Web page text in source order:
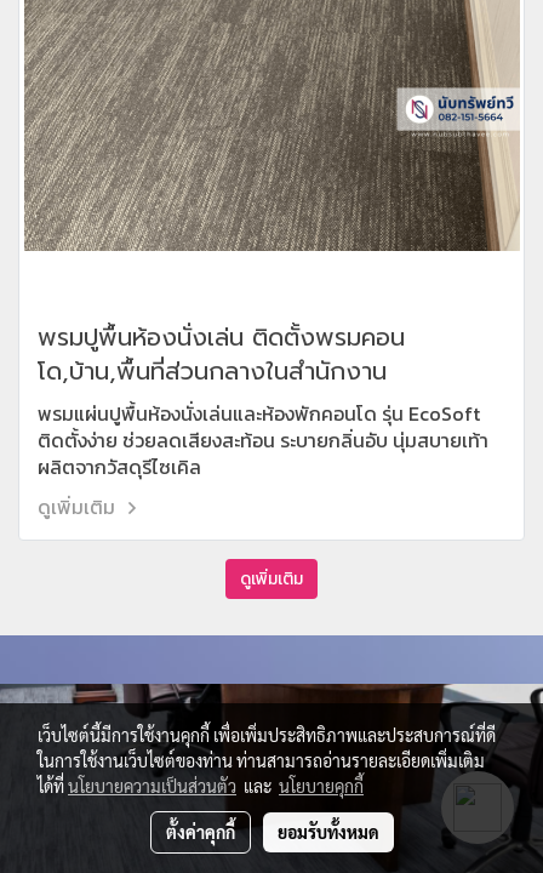
พรมปูพื้นห้องนั่งเล่น ติดตั้งพรมคอน
โด,บ้าน,พื้นที่ส่วนกลางในสำนักงาน
พรมแผ่นปูพื้นห้องนั่งเล่นและห้องพักคอนโด รุ่น EcoSoft
ติดตั้งง่าย ช่วยลดเสียงสะท้อน ระบายกลิ่นอับ นุ่มสบายเท้า
ผลิตจากวัสดุรีไซเคิล
ดูเพิ่มเติม
ดูเพิ่มเติม
เว็บไซต์นี้มีการใช้งานคุกกี้ เพื่อเพิ่มประสิทธิภาพและประสบการณ์ที่ดี
ในการใช้งานเว็บไซต์ของท่าน ท่านสามารถอ่านรายละเอียดเพิ่มเติม
ได้ที่นโยบายความเป็นส่วนตัว และ นโยบายคุกกี้
ตั้งค่าคุกกี้ ยอมรับทั้งหมด